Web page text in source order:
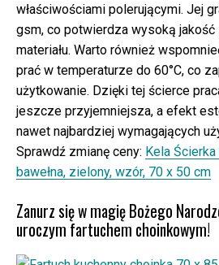
właściwościami polerującymi. Jej
gsm, co potwierdza wysoką
materiału. Warto również
prać w temperaturze do 60°C, co
użytkowanie. Dzięki tej ścierce
jeszcze przyjemniejsza, a efekt
nawet najbardziej wymagających
Sprawdź zmianę ceny: Kela Ścierka
bawełna, zielony, wzór, 70 x 50 cm
Zanurz się w magię Bożego
uroczym fartuchem choinkowym!